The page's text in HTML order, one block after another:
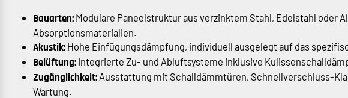
Bauarten: Modulare Paneelstruktur aus verzinktem Stahl, Edelstahl oder
Absorptionsmaterialien.
Akustik: Hohe Einfügungsdämpfung, individuell ausgelegt auf das
Belüftung: Integrierte Zu- und Abluftsysteme inklusive
Zugänglichkeit: Ausstattung mit Schalldämmtüren, Schnellverschluss-
Wartung.